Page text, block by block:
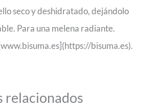
seco y deshidratado, dejándolo
Para una melena radiante.
bisuma.es).
relacionados